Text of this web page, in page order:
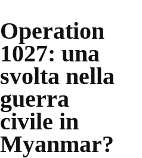
Operation
1027: una
svolta nella
guerra
civile in
Myanmar?